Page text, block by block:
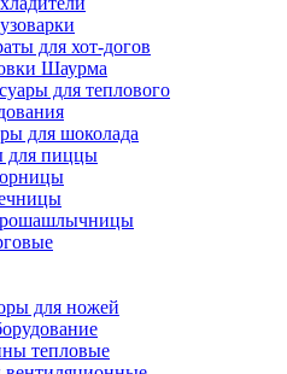
для хот-догов
Шаурма
для теплового
для шоколада
для пиццы
для ножей
тепловые